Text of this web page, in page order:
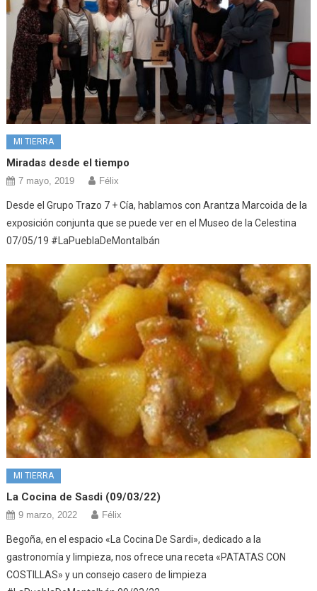
MI TIERRA
Miradas desde el tiempo
7 mayo, 2019 Félix
Desde el Grupo Trazo 7 + Cía, hablamos con Arantza Marcoida de la
exposición conjunta que se puede ver en el Museo de la Celestina
07/05/19 #LaPueblaDeMontalbán
MI TIERRA
La Cocina de Sasdi (09/03/22)
9 marzo, 2022 Félix
Begoña, en el espacio «La Cocina De Sardi», dedicado a la
gastronomía y limpieza, nos ofrece una receta «PATATAS CON
COSTILLAS» y un consejo casero de limpieza